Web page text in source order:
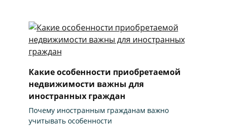
Какие особенности приобретаемой
недвижимости важны для
иностранных граждан
Почему иностранным гражданам важно
учитывать особенности